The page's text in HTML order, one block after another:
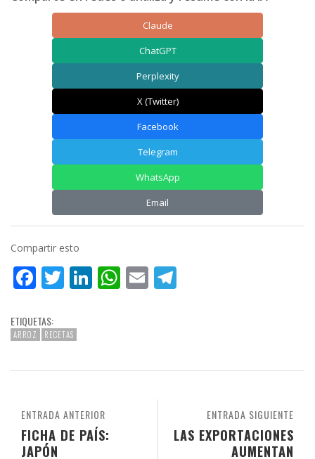
Claude
ChatGPT
Perplexity
X (Twitter)
Facebook
Telegram
WhatsApp
Email
Compartir esto
Facebook
Twitter
LinkedIn
WhatsApp
Email
ETIQUETAS:
ARROZ RECETAS
ENTRADA SIGUIENTE
LAS EXPORTACIONES
AUMENTAN
ENTRADA ANTERIOR
FICHA DE PAÍS:
JAPÓN